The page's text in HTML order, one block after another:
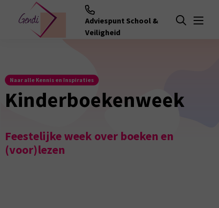
Adviespunt School &
Veiligheid
Open zoeken
Menu
Naar alle Kennis en Inspiraties
Kinderboekenweek
Feestelijke week over boeken en
(voor)lezen